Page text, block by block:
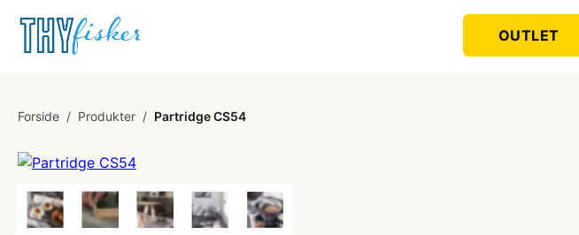
OUTLET
Forside / Produkter / Partridge CS54